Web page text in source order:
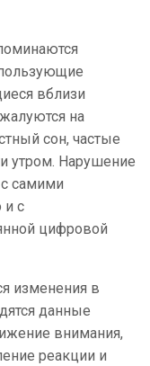
вблизи
на
сон, частые
утром. Нарушение
самими
и с
цифровой
изменения в
данные
внимания,
реакции и